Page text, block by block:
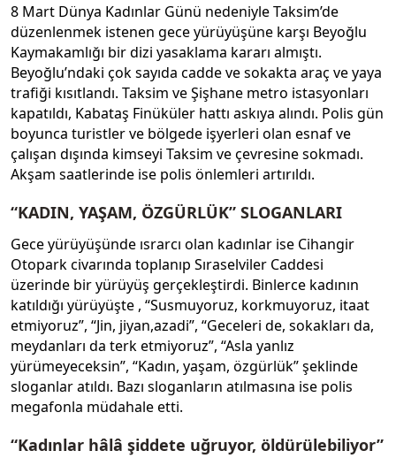
8 Mart Dünya Kadınlar Günü nedeniyle Taksim’de
düzenlenmek istenen gece yürüyüşüne karşı Beyoğlu
Kaymakamlığı bir dizi yasaklama kararı almıştı.
Beyoğlu’ndaki çok sayıda cadde ve sokakta araç ve yaya
trafiği kısıtlandı. Taksim ve Şişhane metro istasyonları
kapatıldı, Kabataş Finüküler hattı askıya alındı. Polis gün
boyunca turistler ve bölgede işyerleri olan esnaf ve
çalışan dışında kimseyi Taksim ve çevresine sokmadı.
Akşam saatlerinde ise polis önlemleri artırıldı.
“KADIN, YAŞAM, ÖZGÜRLÜK” SLOGANLARI
Gece yürüyüşünde ısrarcı olan kadınlar ise Cihangir
Otopark civarında toplanıp Sıraselviler Caddesi
üzerinde bir yürüyüş gerçekleştirdi. Binlerce kadının
katıldığı yürüyüşte , “Susmuyoruz, korkmuyoruz, itaat
etmiyoruz”, “Jin, jiyan,azadi”, “Geceleri de, sokakları da,
meydanları da terk etmiyoruz”, “Asla yanlız
yürümeyeceksin”, “Kadın, yaşam, özgürlük” şeklinde
sloganlar atıldı. Bazı sloganların atılmasına ise polis
megafonla müdahale etti.
“Kadınlar hâlâ şiddete uğruyor, öldürülebiliyor”